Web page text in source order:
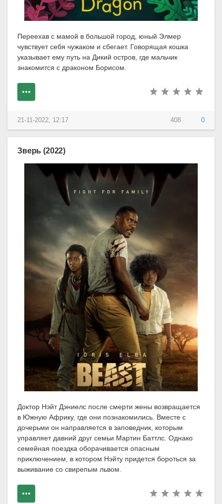
Переехав с мамой в большой город, юный Элмер
чувствует себя чужаком и сбегает. Говорящая кошка
указывает ему путь на Дикий остров, где мальчик
знакомится с драконом Борисом.
408 0
21-11-2022, 12:17
Зверь (2022)
Доктор Нэйт Дэниелс после смерти жены возвращается
в Южную Африку, где они познакомились. Вместе с
дочерьми он направляется в заповедник, которым
управляет давний друг семьи Мартин Баттлс. Однако
семейная поездка оборачивается опасным
приключением, в котором Нэйту придется бороться за
выживание со свирепым львом.